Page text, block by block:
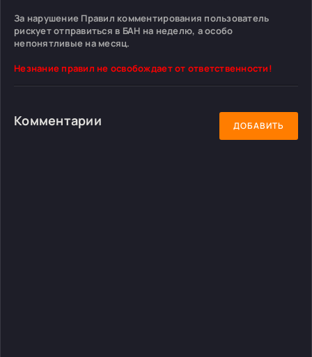
За нарушение Правил комментирования пользователь
рискует отправиться в БАН на неделю, а особо
непонятливые на месяц.
Незнание правил не освобождает от ответственности!
Комментарии ДОБАВИТЬ